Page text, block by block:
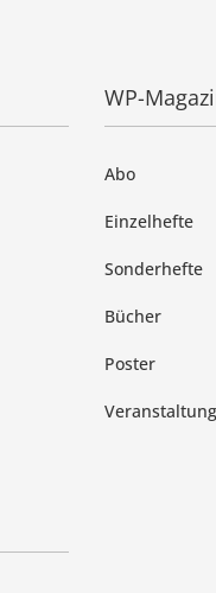
WP-
Abo
Einzelhefte
Sonderhefte
Bücher
Poster